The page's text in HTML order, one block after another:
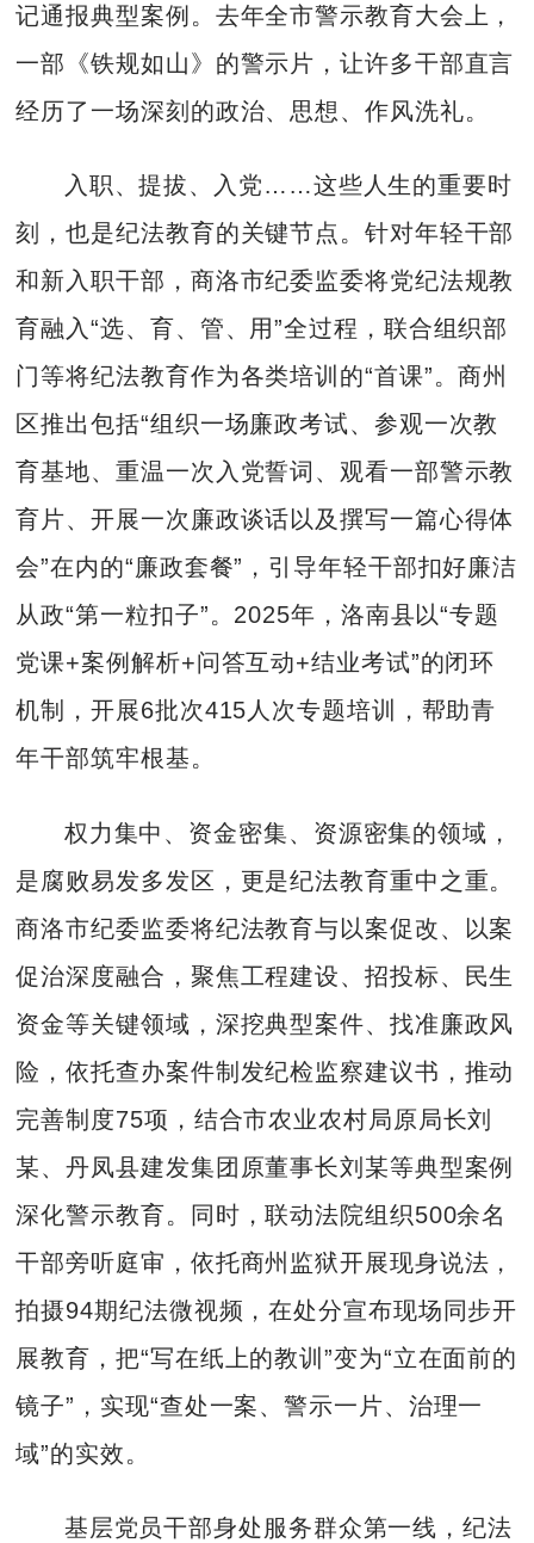
记通报典型案例。去年全市警示教育大会上，
一部《铁规如山》的警示片，让许多干部直言
经历了一场深刻的政治、思想、作风洗礼。
入职、提拔、入党……这些人生的重要时
刻，也是纪法教育的关键节点。针对年轻干部
和新入职干部，商洛市纪委监委将党纪法规教
育融入“选、育、管、用”全过程，联合组织部
门等将纪法教育作为各类培训的“首课”。商州
区推出包括“组织一场廉政考试、参观一次教
育基地、重温一次入党誓词、观看一部警示教
育片、开展一次廉政谈话以及撰写一篇心得体
会”在内的“廉政套餐”，引导年轻干部扣好廉洁
从政“第一粒扣子”。2025年，洛南县以“专题
党课+案例解析+问答互动+结业考试”的闭环
机制，开展6批次415人次专题培训，帮助青
年干部筑牢根基。
权力集中、资金密集、资源密集的领域，
是腐败易发多发区，更是纪法教育重中之重。
商洛市纪委监委将纪法教育与以案促改、以案
促治深度融合，聚焦工程建设、招投标、民生
资金等关键领域，深挖典型案件、找准廉政风
险，依托查办案件制发纪检监察建议书，推动
完善制度75项，结合市农业农村局原局长刘
某、丹凤县建发集团原董事长刘某等典型案例
深化警示教育。同时，联动法院组织500余名
干部旁听庭审，依托商州监狱开展现身说法，
拍摄94期纪法微视频，在处分宣布现场同步开
展教育，把“写在纸上的教训”变为“立在面前的
镜子”，实现“查处一案、警示一片、治理一
域”的实效。
基层党员干部身处服务群众第一线，纪法